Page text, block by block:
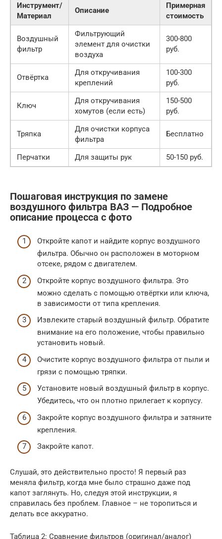
Инструмент/
Материал
Описание
Примерная
стоимость
Воздушный
фильтр
Фильтрующий
элемент для очистки
воздуха
300-800
руб.
Отвёртка
Для откручивания
креплений
100-300
руб.
Ключ
Для откручивания
хомутов (если есть)
150-500
руб.
Тряпка
Для очистки корпуса
фильтра
Бесплатно
Перчатки Для защиты рук 50-150 руб.
Пошаговая инструкция по замене
воздушного фильтра ВАЗ — Подробное
описание процесса с фото
Откройте капот и найдите корпус воздушного
фильтра. Обычно он расположен в моторном
отсеке, рядом с двигателем.
Откройте корпус воздушного фильтра. Это
можно сделать с помощью отвёртки или ключа,
в зависимости от типа крепления.
Извлеките старый воздушный фильтр. Обратите
внимание на его положение, чтобы правильно
установить новый.
Очистите корпус воздушного фильтра от пыли и
грязи с помощью тряпки.
Установите новый воздушный фильтр в корпус.
Убедитесь, что он плотно прилегает к корпусу.
Закройте корпус воздушного фильтра и затяните
крепления.
Закройте капот.
Слушай, это действительно просто! Я первый раз
меняла фильтр, когда мне было страшно даже под
капот заглянуть. Но, следуя этой инструкции, я
справилась без проблем. Главное – не торопиться и
делать все аккуратно.
Таблица 2: Сравнение фильтров (оригинал/аналог)